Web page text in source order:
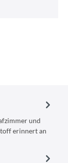
und
erinnert an